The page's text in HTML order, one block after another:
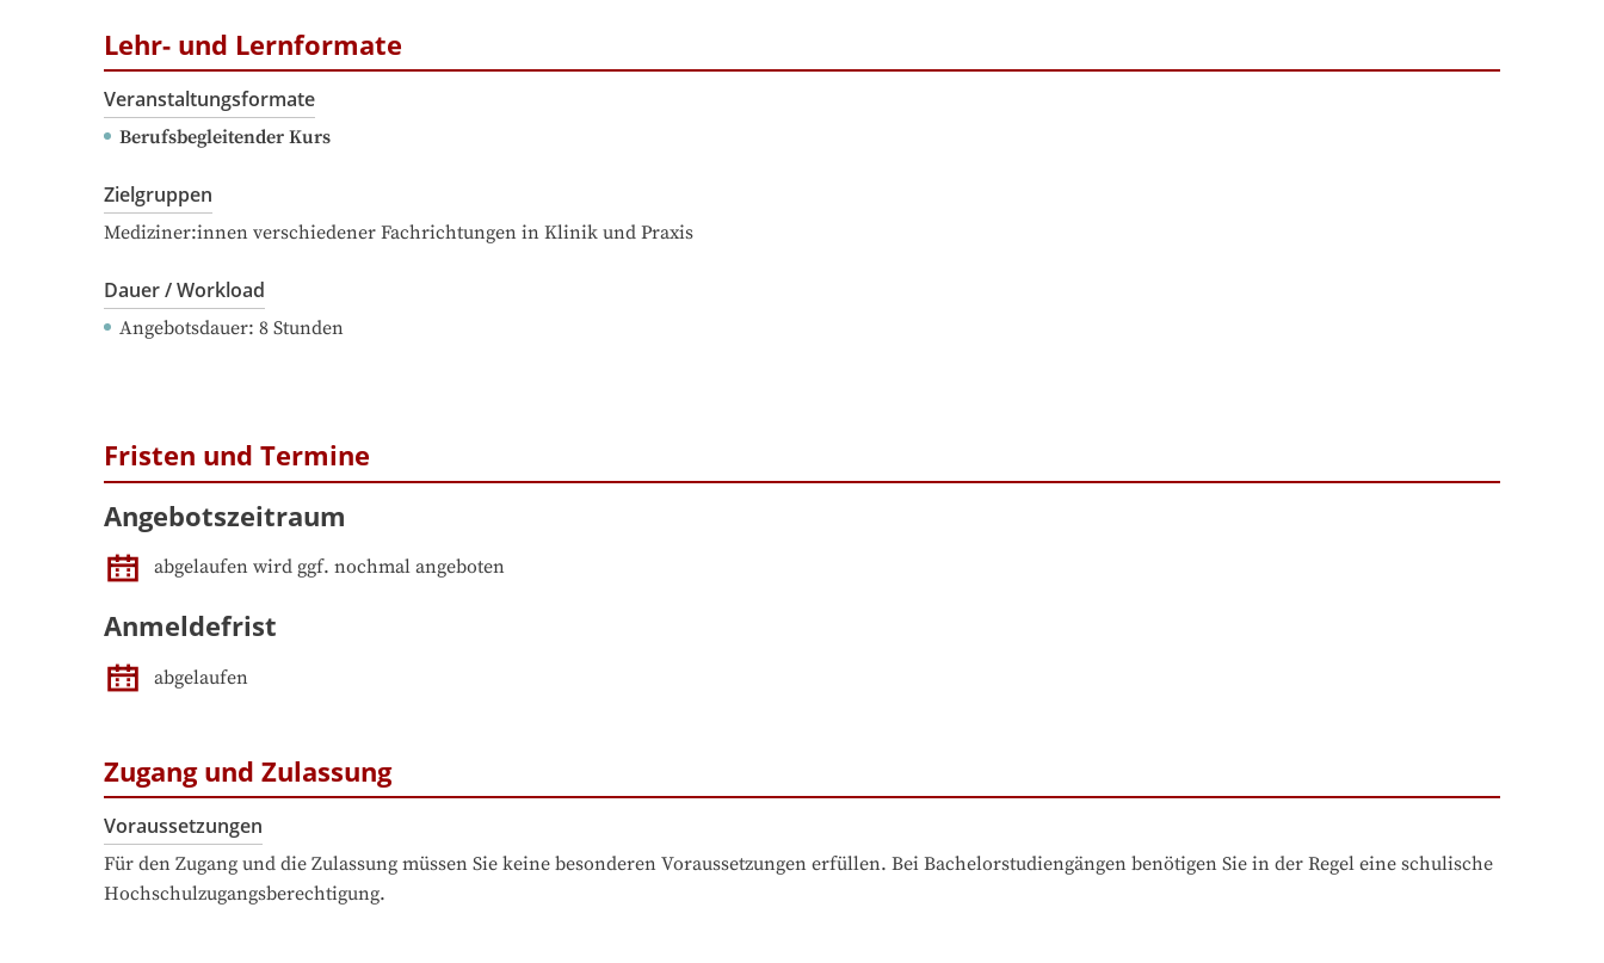
Lehr- und Lernformate
Veranstaltungsformate
Berufsbegleitender Kurs
Zielgruppen
Mediziner:innen verschiedener Fachrichtungen in Klinik und Praxis
Dauer / Workload
Angebotsdauer: 8 Stunden
Fristen und Termine
Angebotszeitraum
abgelaufen wird ggf. nochmal angeboten
Anmeldefrist
abgelaufen
Zugang und Zulassung
Voraussetzungen
Für den Zugang und die Zulassung müssen Sie keine besonderen Voraussetzungen erfüllen. Bei Bachelorstudiengängen benötigen Sie in der Regel eine schulische
Hochschulzugangsberechtigung.